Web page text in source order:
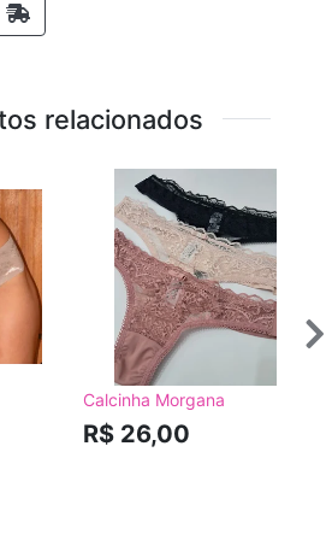
relacionados
Calcinha Morgana
R$ 26,00